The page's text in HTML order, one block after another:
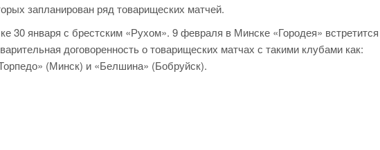
запланирован ряд товарищеских матчей.
30 января с брестским «Рухом». 9 февраля в Минске «Городея»
договоренность о товарищеских матчах с такими клубами как:
(Минск) и «Белшина» (Бобруйск).